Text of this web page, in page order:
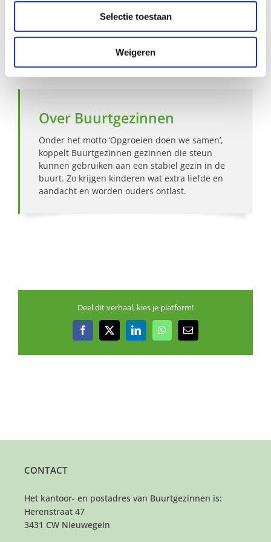
Selectie toestaan
Weigeren
Bekijk andere zoekprofielen
Over Buurtgezinnen
Onder het motto ‘Opgroeien doen we samen’,
koppelt Buurtgezinnen gezinnen die steun
kunnen gebruiken aan een stabiel gezin in de
buurt. Zo krijgen kinderen wat extra liefde en
aandacht en worden ouders ontlast.
Deel dit verhaal, kies je platform!
Facebook
X LinkedInWhatsApp
E-
CONTACT
Het kantoor- en postadres van Buurtgezinnen is:
Herenstraat 47
3431 CW Nieuwegein